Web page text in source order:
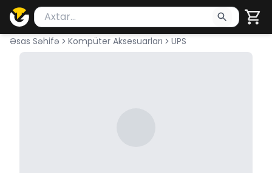
Məhsul axtar
Axtarış üçün ən azı 2 simvol yazın. Göndərmək
Əsas Səhifə Kompüter Aksesuarları UPS